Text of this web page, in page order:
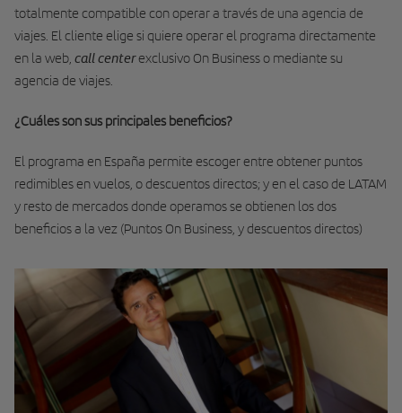
totalmente compatible con operar a través de una agencia de
viajes. El cliente elige si quiere operar el programa directamente
en la web, call centerexclusivo On Business o mediante su
agencia de viajes.
¿Cuáles son sus principales beneficios?
El programa en España permite escoger entre obtener puntos
redimibles en vuelos, o descuentos directos; y en el caso de LATAM
y resto de mercados donde operamos se obtienen los dos
beneficios a la vez (Puntos On Business, y descuentos directos)